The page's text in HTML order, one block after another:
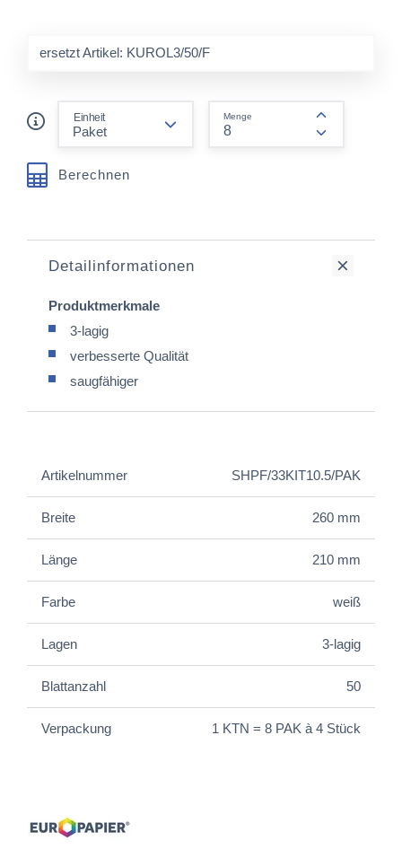
ersetzt Artikel: KUROL3/50/F
Einheit Menge
Berechnen
Detailinformationen
Produktmerkmale
3-lagig
verbesserte Qualität
saugfähiger
Artikelnummer SHPF/33KIT10.5/PAK
Breite 260 mm
Länge 210 mm
Farbe weiß
Lagen 3-lagig
Blattanzahl 50
Verpackung 1 KTN = 8 PAK à 4 Stück